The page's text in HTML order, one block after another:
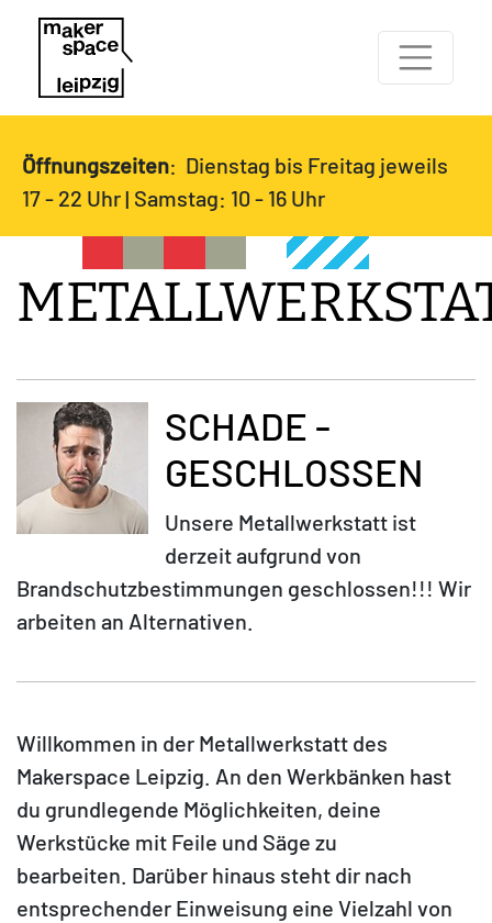
Öffnungszeiten: Dienstag bis Freitag jeweils
17 - 22 Uhr | Samstag: 10 - 16 Uhr
SCHADE -
GESCHLOSSEN
Unsere Metallwerkstatt ist
derzeit aufgrund von
Brandschutzbestimmungen geschlossen!!! Wir
arbeiten an Alternativen.
Willkommen in der Metallwerkstatt des
Makerspace Leipzig. An den Werkbänken hast
du grundlegende Möglichkeiten, deine
Werkstücke mit Feile und Säge zu
bearbeiten. Darüber hinaus steht dir nach
entsprechender Einweisung eine Vielzahl von